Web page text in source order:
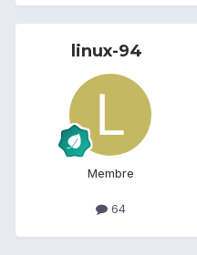
linux-94
Membre
64